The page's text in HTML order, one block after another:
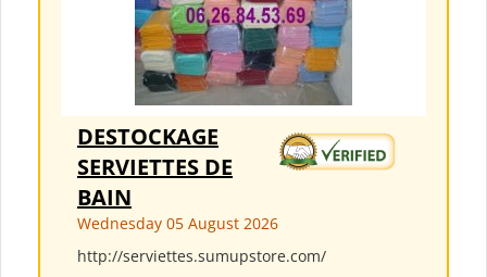
DESTOCKAGE
SERVIETTES DE
BAIN
Wednesday 05 August 2026
http://serviettes.sumupstore.com/